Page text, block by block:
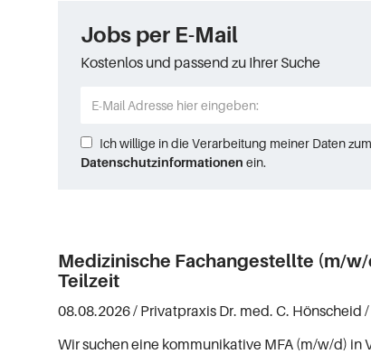
Jobs per E-Mail
Kostenlos und passend zu Ihrer Suche
Ich willige in die Verarbeitung meiner Daten
Datenschutzinformationen ein.
Medizinische Fachangestellte (m/
Teilzeit
08.08.2026 / Privatpraxis Dr. med. C. Hönscheid
Wir suchen eine kommunikative MFA (m/w/d) in